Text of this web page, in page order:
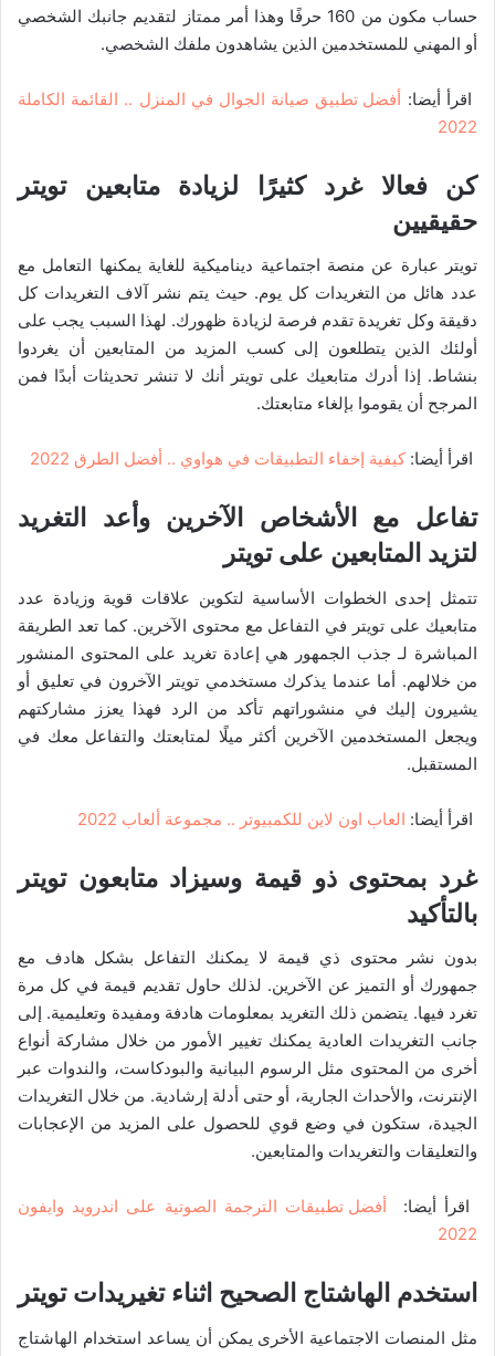
حساب مكون من 160 حرفًا وهذا أمر ممتاز لتقديم جانبك الشخصي
أو المهني للمستخدمين الذين يشاهدون ملفك الشخصي.
اقرأ أيضا: أفضل تطبيق صيانة الجوال في المنزل .. القائمة الكاملة
2022
كن فعالا غرد كثيرًا لزيادة متابعين تويتر
حقيقيين
تويتر عبارة عن منصة اجتماعية ديناميكية للغاية يمكنها التعامل مع
عدد هائل من التغريدات كل يوم. حيث يتم نشر آلاف التغريدات كل
دقيقة وكل تغريدة تقدم فرصة لزيادة ظهورك. لهذا السبب يجب على
أولئك الذين يتطلعون إلى كسب المزيد من المتابعين أن يغردوا
بنشاط. إذا أدرك متابعيك على تويتر أنك لا تنشر تحديثات أبدًا فمن
المرجح أن يقوموا بإلغاء متابعتك.
اقرأ أيضا: كيفية إخفاء التطبيقات في هواوي .. أفضل الطرق 2022
تفاعل مع الأشخاص الآخرين وأعد التغريد
لتزيد المتابعين على تويتر
تتمثل إحدى الخطوات الأساسية لتكوين علاقات قوية وزيادة عدد
متابعيك على تويتر في التفاعل مع محتوى الآخرين. كما تعد الطريقة
المباشرة لـ جذب الجمهور هي إعادة تغريد على المحتوى المنشور
من خلالهم. أما عندما يذكرك مستخدمي تويتر الآخرون في تعليق أو
يشيرون إليك في منشوراتهم تأكد من الرد فهذا يعزز مشاركتهم
ويجعل المستخدمين الآخرين أكثر ميلًا لمتابعتك والتفاعل معك في
المستقبل.
اقرأ أيضا: العاب اون لاین للكمبیوتر .. مجموعة ألعاب 2022
غرد بمحتوى ذو قيمة وسيزاد متابعون تويتر
بالتأكيد
بدون نشر محتوى ذي قيمة لا يمكنك التفاعل بشكل هادف مع
جمهورك أو التميز عن الآخرين. لذلك حاول تقديم قيمة في كل مرة
تغرد فيها. يتضمن ذلك التغريد بمعلومات هادفة ومفيدة وتعليمية. إلى
جانب التغريدات العادية يمكنك تغيير الأمور من خلال مشاركة أنواع
أخرى من المحتوى مثل الرسوم البيانية والبودكاست، والندوات عبر
الإنترنت، والأحداث الجارية، أو حتى أدلة إرشادية. من خلال التغريدات
الجيدة، ستكون في وضع قوي للحصول على المزيد من الإعجابات
والتعليقات والتغريدات والمتابعين.
اقرأ أيضا: أفضل تطبيقات الترجمة الصوتية على اندرويد وايفون
2022
استخدم الهاشتاج الصحيح اثناء تغيريدات تويتر
مثل المنصات الاجتماعية الأخرى يمكن أن يساعد استخدام الهاشتاج